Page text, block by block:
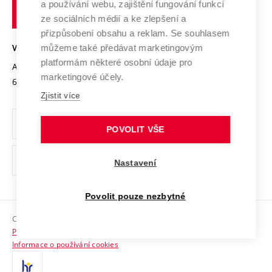
Transfer znalostí
Open Science
Projekty
Projekty ze strukturálních fondů
Specifický výzkum
Mezinárodní dohody
Univerzitní sítě
Podnikavá univerzita / ContriBUTe
Bezpečná univerzita
Vyznamenání
Organizační struktura
Ochrana osobních údajů
odkaz)
Sociální bezpečí
HR Award
technické
Brně
VYSOKÉ UČENÍ TECHNICKÉ V BRNĚ
Antonínská 548/1
602 00 Brno
www.vut.cz
vut@vutbr.cz
Copyright © 2026 VUT
Prohlášení o přístupnosti
Informace o používání cookies
a používání webu, zajištění fungování funkcí
ze sociálních médií a ke zlepšení a
přizpůsobení obsahu a reklam. Se souhlasem
můžeme také předávat marketingovým
platformám některé osobní údaje pro
marketingové účely.
Zjistit více
POVOLIT VŠE
Nastavení
Povolit pouze nezbytné